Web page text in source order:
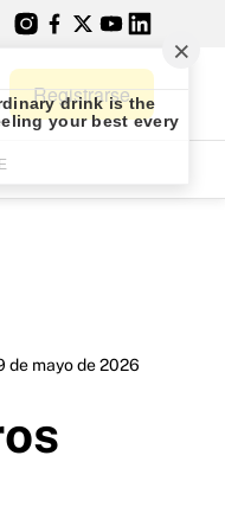
Registrarse
de mayo de 2026